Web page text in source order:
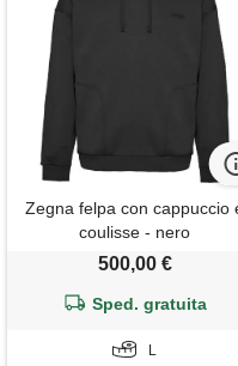
Zegna felpa con cappuccio
coulisse - nero
500,00 €
Sped. gratuita
L